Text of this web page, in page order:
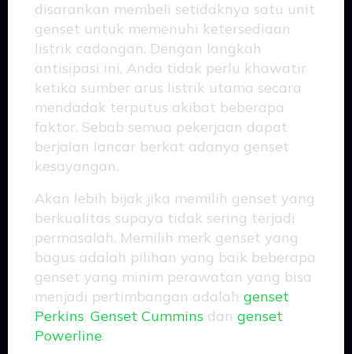
disarankan membeli setidaknya satu unit
genset untuk memenuhi ketersediaan
listrik cadangan. Dengan langkah
antisipasi ini, Anda tidak perlu khawatir
ketika sumber arus listrik utama secara
mendadak terputus akibat beberapa
faktor. Sebab semua pekerjaan dapat
berjalan lancar berkat adanya genset
kesayangan.
Akan lebih bijak jika memilih genset yang
berkualitas supaya tidak sering terjadi
permasalah. Memilih merk genset yang
bagus adalah pilihan yang baik beberapa
genset yang minim perawatan yang bisa
menjadi pertimbangan adalah genset
Perkins, Genset Cummins dan genset
Powerline.